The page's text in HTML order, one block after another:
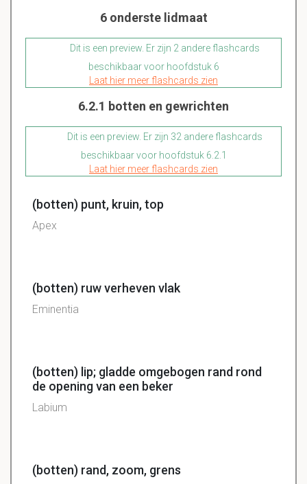
6 onderste lidmaat
Dit is een preview. Er zijn 2 andere flashcards
beschikbaar voor hoofdstuk 6
Laat hier meer flashcards zien
6.2.1 botten en gewrichten
Dit is een preview. Er zijn 32 andere flashcards
beschikbaar voor hoofdstuk 6.2.1
Laat hier meer flashcards zien
(botten) punt, kruin, top
Apex
(botten) ruw verheven vlak
Eminentia
(botten) lip; gladde omgebogen rand rond
de opening van een beker
Labium
(botten) rand, zoom, grens